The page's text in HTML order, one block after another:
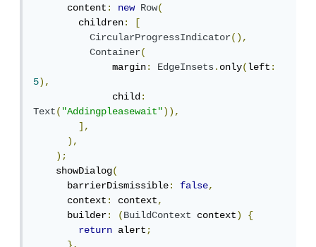
      content
: new Row(
        children
:
[
CircularProgressIndicator(),
Container(
              margin
: EdgeInsets.only(left:
5),
              child
:
Text("Addingpleasewait")),
],
),
);
    showDialog
(
      barrierDismissible
: false,
      context
: context,
      builder
: (BuildContext context)
{
return alert;